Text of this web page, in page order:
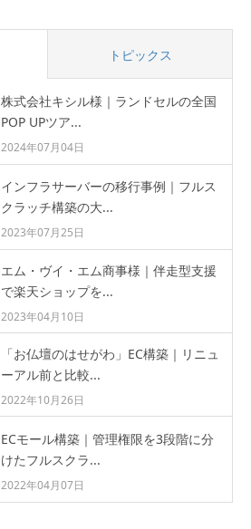
トピックス
株式会社キシル様｜ランドセルの全国
POP UPツア...
2024年07月04日
インフラサーバーの移行事例｜フルス
クラッチ構築の大...
2023年07月25日
エム・ヴイ・エム商事様｜伴走型支援
で楽天ショップを...
2023年04月10日
「お仏壇のはせがわ」EC構築｜リニュ
ーアル前と比較...
2022年10月26日
ECモール構築｜管理権限を3段階に分
けたフルスクラ...
2022年04月07日